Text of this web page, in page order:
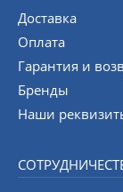
Доставка
Оплата
Гарантия и
Бренды
Наши